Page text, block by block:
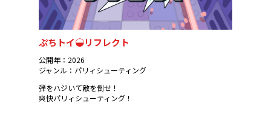
ぷちトイ◒リフレクト
公開年：2026
ジャンル：パリィシューティング
弾をハジいて敵を倒せ！
爽快パリィシューティング！